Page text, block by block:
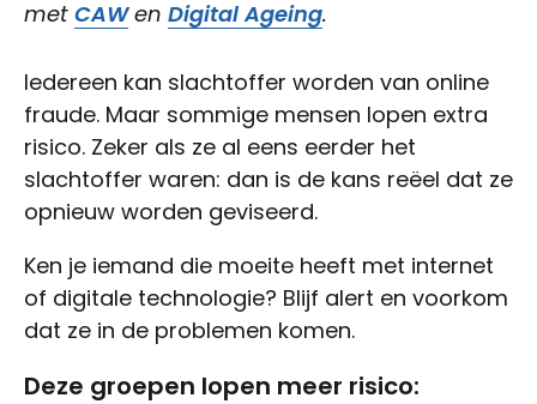
met CAWen Digital Ageing.
Iedereen kan slachtoffer worden van online
fraude. Maar sommige mensen lopen extra
risico. Zeker als ze al eens eerder het
slachtoffer waren: dan is de kans reëel dat ze
opnieuw worden geviseerd.
Ken je iemand die moeite heeft met internet
of digitale technologie? Blijf alert en voorkom
dat ze in de problemen komen.
Deze groepen lopen meer risico: